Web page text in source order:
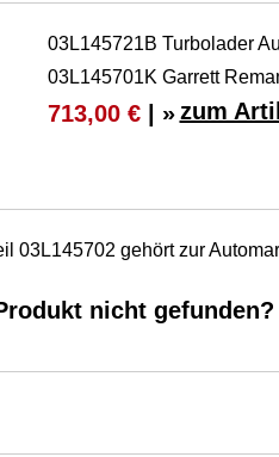
03L145721B Turbolader
03L145701K Garrett
713,00 €| » zum
03L145702 gehört zur
nicht